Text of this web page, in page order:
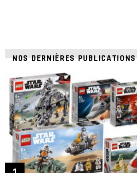
NOS DERNIÈRES PUBLICATIONS